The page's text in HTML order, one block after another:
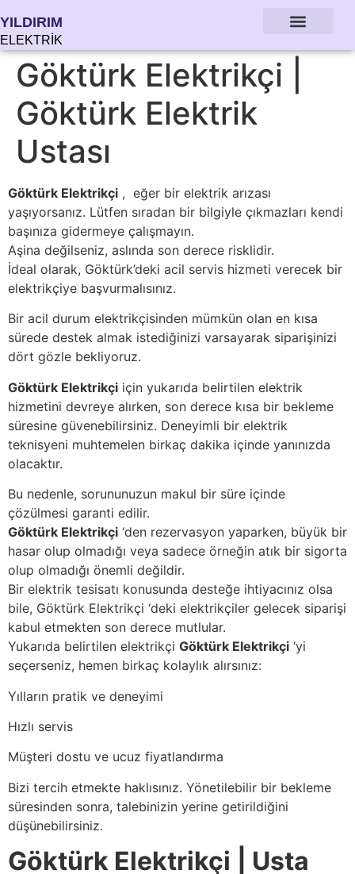
YILDIRIM
ELEKTRİK
Göktürk Elektrikçi |
Göktürk Elektrik
Ustası
Göktürk Elektrikçi , eğer bir elektrik arızası
yaşıyorsanız. Lütfen sıradan bir bilgiyle çıkmazları kendi
başınıza gidermeye çalışmayın.
Aşina değilseniz, aslında son derece risklidir.
İdeal olarak, Göktürk’deki acil servis hizmeti verecek bir
elektrikçiye başvurmalısınız.
Bir acil durum elektrikçisinden mümkün olan en kısa
sürede destek almak istediğinizi varsayarak siparişinizi
dört gözle bekliyoruz.
Göktürk Elektrikçi için yukarıda belirtilen elektrik
hizmetini devreye alırken, son derece kısa bir bekleme
süresine güvenebilirsiniz. Deneyimli bir elektrik
teknisyeni muhtemelen birkaç dakika içinde yanınızda
olacaktır.
Bu nedenle, sorununuzun makul bir süre içinde
çözülmesi garanti edilir.
Göktürk Elektrikçi ‘den rezervasyon yaparken, büyük bir
hasar olup olmadığı veya sadece örneğin atık bir sigorta
olup olmadığı önemli değildir.
Bir elektrik tesisatı konusunda desteğe ihtiyacınız olsa
bile, Göktürk Elektrikçi ‘deki elektrikçiler gelecek siparişi
kabul etmekten son derece mutlular.
Yukarıda belirtilen elektrikçi Göktürk Elektrikçi ‘yi
seçerseniz, hemen birkaç kolaylık alırsınız:
Yılların pratik ve deneyimi
Hızlı servis
Müşteri dostu ve ucuz fiyatlandırma
Bizi tercih etmekte haklısınız. Yönetilebilir bir bekleme
süresinden sonra, talebinizin yerine getirildiğini
düşünebilirsiniz.
Göktürk Elektrikçi
| Usta